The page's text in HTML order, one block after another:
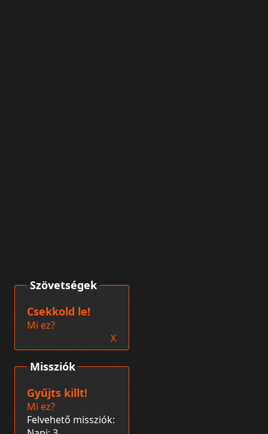
Missziók
Gyűjts killt!
Mi ez?
Felvehető missziók:
Szövetségek
Csekkold le!
Mi ez?
X